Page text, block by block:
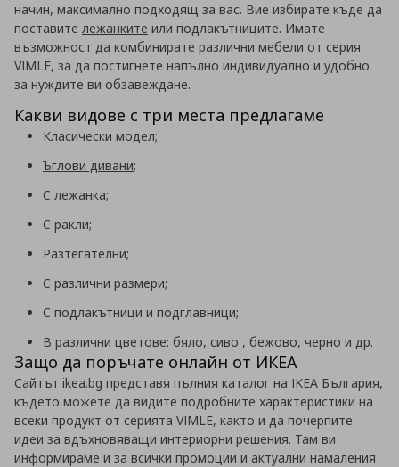
начин, максимално подходящ за вас. Вие избирате къде да
поставите лежанките или подлакътниците. Имате
възможност да комбинирате различни мебели от серия
VIMLE, за да постигнете напълно индивидуално и удобно
за нуждите ви обзавеждане.
Какви видове с три места предлагаме
Класически модел;
Ъглови дивани;
С лежанка;
С ракли;
Разтегателни;
С различни размери;
С подлакътници и подглавници;
В различни цветове: бяло, сиво , бежово, черно и др.
Защо да поръчате онлайн от ИКЕА
Сайтът ikea.bg представя пълния каталог на IKEA България,
където можете да видите подробните характеристики на
всеки продукт от серията VIMLE, както и да почерпите
идеи за вдъхновяващи интериорни решения. Там ви
информираме и за всички промоции и актуални намаления